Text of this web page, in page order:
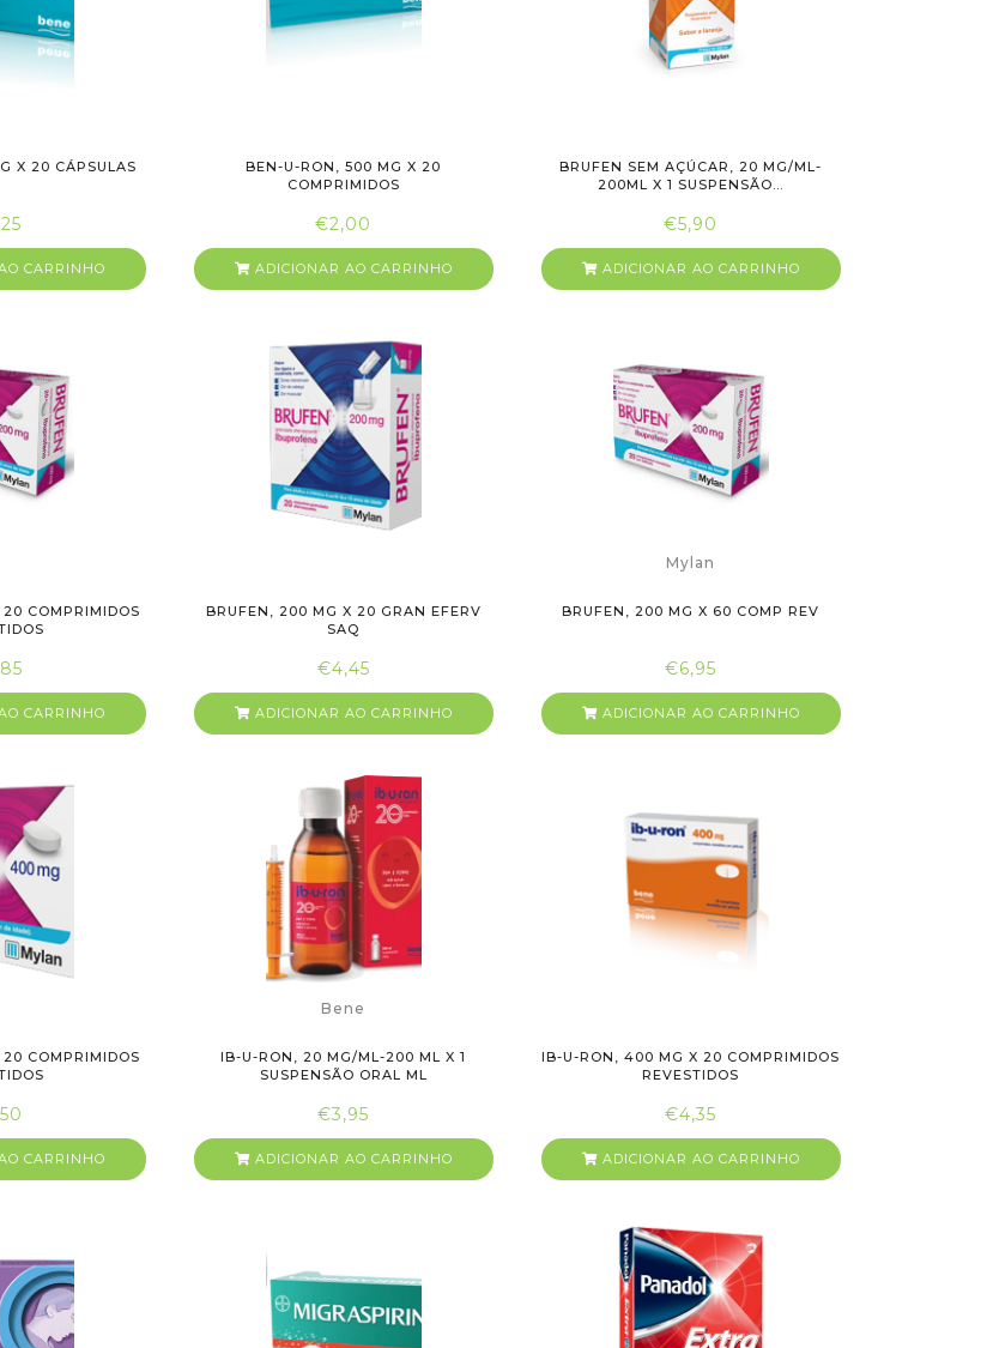
X 20 CÁPSULAS
CARRINHO
BEN-U-RON, 500 MG X 20
COMPRIMIDOS
€2,00
ADICIONAR AO CARRINHO
BRUFEN SEM AÇÚCAR, 20 MG/ML-
200ML X 1 SUSPENSÃO...
€5,90
ADICIONAR AO CARRINHO
COMPRIMIDOS
CARRINHO
BRUFEN, 200 MG X 20 GRAN EFERV
SAQ
€4,45
ADICIONAR AO CARRINHO
Mylan
BRUFEN, 200 MG X 60 COMP REV
€6,95
ADICIONAR AO CARRINHO
COMPRIMIDOS
CARRINHO
Bene
IB-U-RON, 20 MG/ML-200 ML X 1
SUSPENSÃO ORAL ML
€3,95
ADICIONAR AO CARRINHO
IB-U-RON, 400 MG X 20 COMPRIMIDOS
REVESTIDOS
€4,35
ADICIONAR AO CARRINHO